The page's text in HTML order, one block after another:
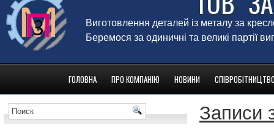
Виготовлення деталей із металу за
Беремося за одиничні та великі партії
ГОЛОВНА ПРО КОМПАНІЮ НОВИНИ
Записи